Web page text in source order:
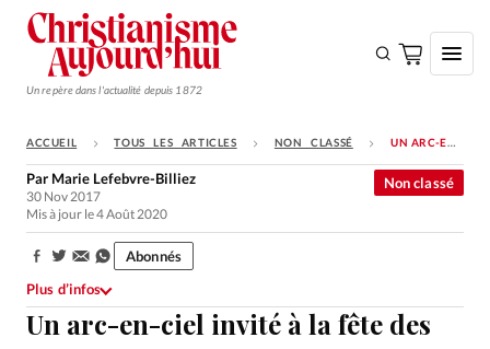
Un repère dans l'actualité depuis 1872
S'ABONNER
Monde
Opinions
Tous les articles
ACCUEIL TOUS LES ARTICLES NON CLASSÉ UN ARC-EN-CIEL INVITÉ À LA FÊTE DES PROTESTANTS
Un arc-en-ciel invité à la fête des
Non classé
Par Marie Lefebvre-Billiez
30 Nov 2017
Mis à jour le 4 Août 2020
Partager:
Abonnés
Plus d’infos